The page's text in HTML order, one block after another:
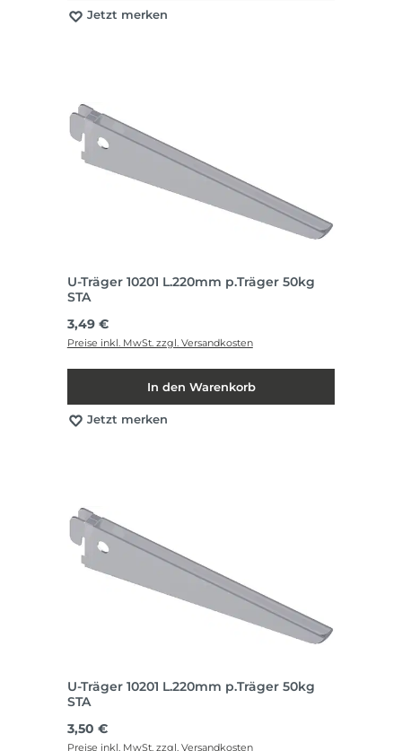
Jetzt merken
U-Träger 10201 L.220mm p.Träger 50kg
STA
Regulärer Preis:
3,49 €
Preise inkl. MwSt. zzgl. Versandkosten
In den Warenkorb
Jetzt merken
U-Träger 10201 L.220mm p.Träger 50kg
STA
Regulärer Preis:
3,50 €
Preise inkl. MwSt. zzgl. Versandkosten